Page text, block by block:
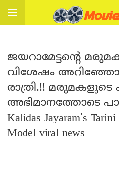
ജയറാമേട്ടന്റെ
വിശേഷം
രാത്രി.!! മരുമകളുടെ
അഭിമാനത്തോടെ
Kalidas Jayaram’s
Model viral news